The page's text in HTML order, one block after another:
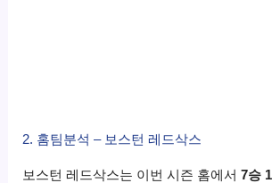
2. 홈팀분석 – 보스턴 레드삭스
보스턴 레드삭스는 이번 시즌 홈에서7승